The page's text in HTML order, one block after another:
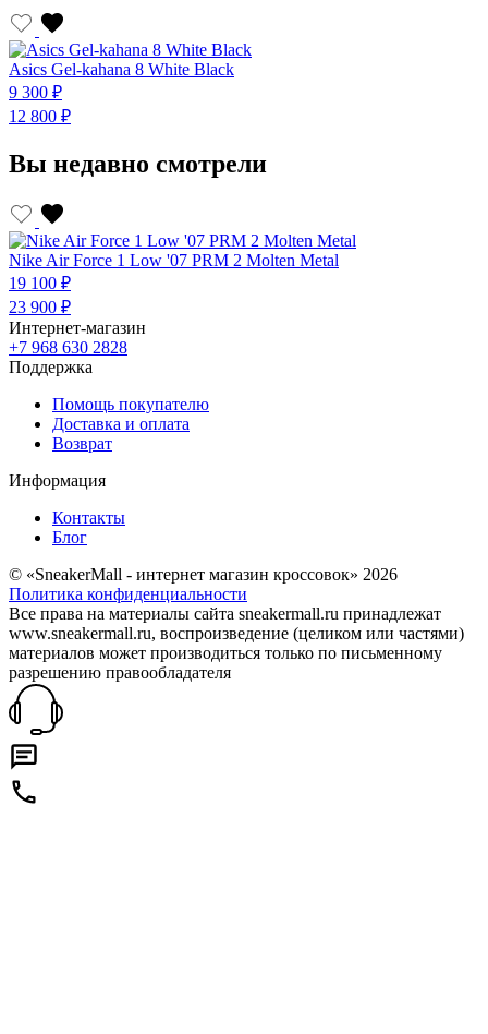
Asics Gel-kahana 8 White Black
9 300 ₽
12 800 ₽
Вы недавно смотрели
Nike Air Force 1 Low '07 PRM 2 Molten Metal
19 100 ₽
23 900 ₽
Интернет-магазин
+7 968 630 2828
Поддержка
Помощь покупателю
Доставка и оплата
Возврат
Информация
Контакты
Блог
© «SneakerMall - интернет магазин кроссовок» 2026
Политика конфиденциальности
Все права на материалы сайта sneakermall.ru принадлежат
www.sneakermall.ru, воспроизведение (целиком или частями)
материалов может производиться только по письменному
разрешению правообладателя